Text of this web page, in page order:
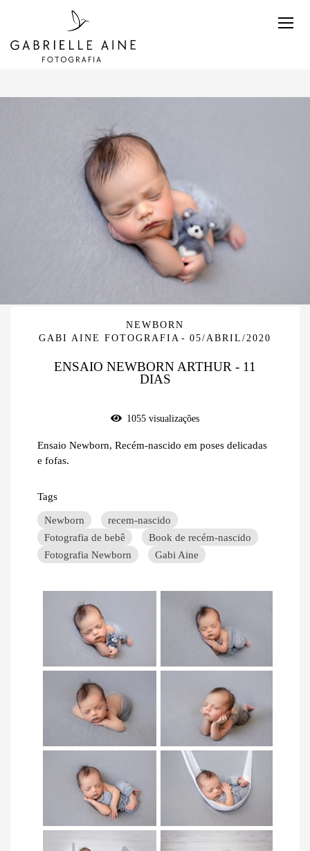
NEWBORN
GABI AINE FOTOGRAFIA
05/ABRIL/2020
ENSAIO NEWBORN ARTHUR - 11
DIAS
1055 visualizações
Ensaio Newborn, Recém-nascido em poses delicadas
e fofas.
Tags
Newborn
recem-nascido
Fotografia de bebê
Book de recém-nascido
Fotografia Newborn
Gabi Aine